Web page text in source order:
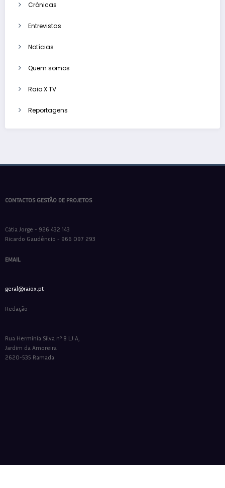
Crónicas
Entrevistas
Notícias
Quem somos
Raio X TV
Reportagens
CONTACTOS GESTÃO DE PROJETOS
Cátia Jorge - 926 432 143
Ricardo Gaudêncio - 966 097 293
EMAIL
geral@raiox.pt
Redação
Rua Hermínia Silva nº 8 LJ A,
Jardim da Amoreira
2620-535 Ramada